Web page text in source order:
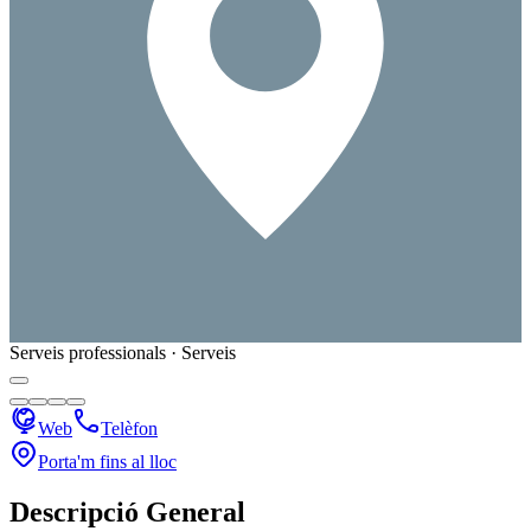
Serveis professionals · Serveis
Web
Telèfon
Porta'm fins al lloc
Descripció General